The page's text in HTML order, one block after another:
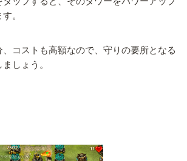
。
コストも高額なので、守りの要所となる
しょう。